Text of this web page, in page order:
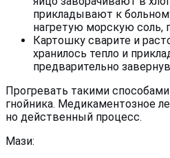
прикладывают к
нагретую морскую соль,
Картошку сварите и
хранилось тепло и
предварительно
Прогревать такими
гнойника. Медикаментозное
но действенный процесс.
Мази: